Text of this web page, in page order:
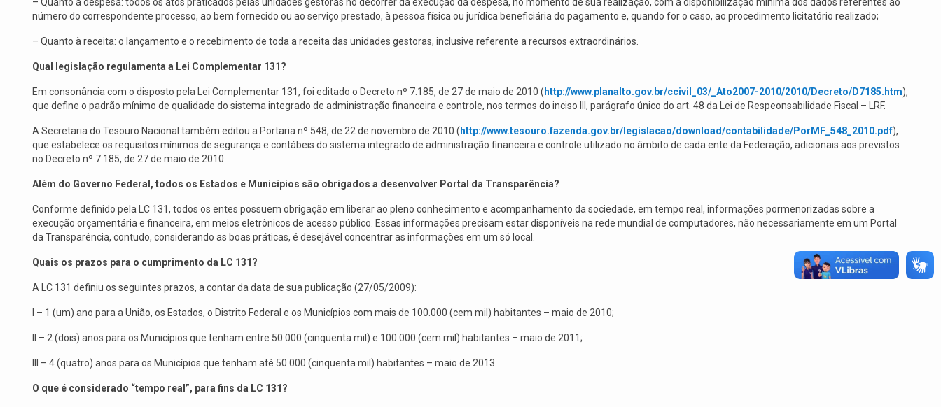
número do correspondente processo, ao bem fornecido ou ao serviço prestado, à pessoa física ou jurídica beneficiária do pagamento e, quando for o caso, ao procedimento licitatório realizado;
– Quanto à receita: o lançamento e o recebimento de toda a receita das unidades gestoras, inclusive referente a recursos extraordinários.
Qual legislação regulamenta a Lei Complementar 131?
Em consonância com o disposto pela Lei Complementar 131, foi editado o Decreto nº 7.185, de 27 de maio de 2010 ( http://www.planalto.gov.br/ccivil_03/_Ato2007-2010/2010/Decreto/D7185.htm),
que define o padrão mínimo de qualidade do sistema integrado de administração financeira e controle, nos termos do inciso III, parágrafo único do art. 48 da Lei de Respeonsabilidade Fiscal – LRF.
A Secretaria do Tesouro Nacional também editou a Portaria nº 548, de 22 de novembro de 2010 ( http://www.tesouro.fazenda.gov.br/legislacao/download/contabilidade/PorMF_548_2010.pdf),
que estabelece os requisitos mínimos de segurança e contábeis do sistema integrado de administração financeira e controle utilizado no âmbito de cada ente da Federação, adicionais aos previstos
no Decreto nº 7.185, de 27 de maio de 2010.
Além do Governo Federal, todos os Estados e Municípios são obrigados a desenvolver Portal da Transparência?
Conforme definido pela LC 131, todos os entes possuem obrigação em liberar ao pleno conhecimento e acompanhamento da sociedade, em tempo real, informações pormenorizadas sobre a
execução orçamentária e financeira, em meios eletrônicos de acesso público. Essas informações precisam estar disponíveis na rede mundial de computadores, não necessariamente em um Portal
da Transparência, contudo, considerando as boas práticas, é desejável concentrar as informações em um só local.
Quais os prazos para o cumprimento da LC 131?
A LC 131 definiu os seguintes prazos, a contar da data de sua publicação (27/05/2009):
I – 1 (um) ano para a União, os Estados, o Distrito Federal e os Municípios com mais de 100.000 (cem mil) habitantes – maio de 2010;
II – 2 (dois) anos para os Municípios que tenham entre 50.000 (cinquenta mil) e 100.000 (cem mil) habitantes – maio de 2011;
III – 4 (quatro) anos para os Municípios que tenham até 50.000 (cinquenta mil) habitantes – maio de 2013.
O que é considerado “tempo real”, para fins da LC 131?